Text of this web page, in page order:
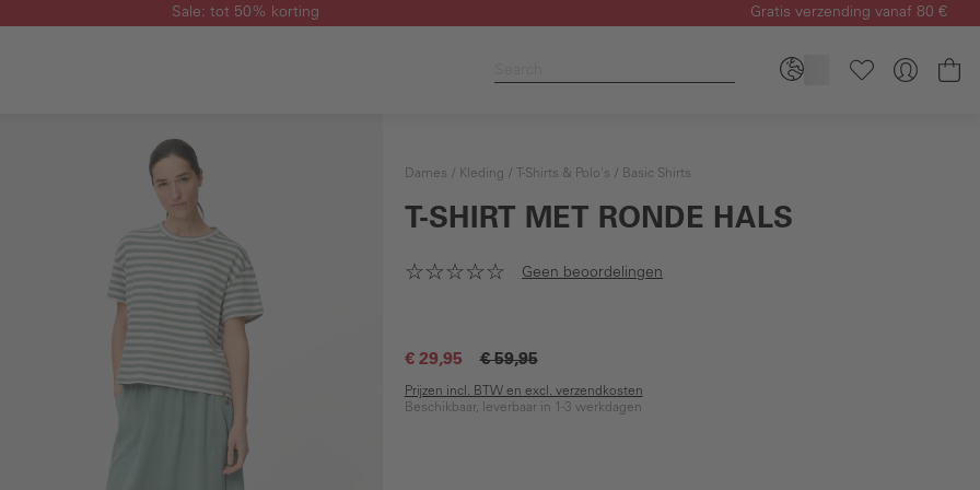
Sale: tot 50% korting Gratis verzending vanaf 80 €
Dames Kleding T-Shirts & Polo's Basic Shirts
T-SHIRT MET RONDE HALS
Geen beoordelingen
€ 29,95 € 59,95
Prijzen incl. BTW en excl. verzendkosten
Beschikbaar, leverbaar in 1-3 werkdagen